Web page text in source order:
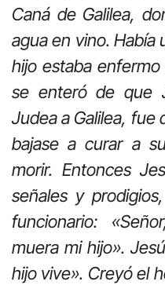
Caná de Galilea,
agua en vino. Había
hijo estaba
se enteró de que
Judea a Galilea, fue
bajase a curar a
morir. Entonces
señales y
funcionario:
muera mi hijo».
hijo vive». Creyó el